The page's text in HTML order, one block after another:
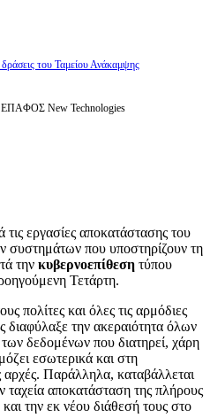
του Ταμείου Ανάκαμψης
New Technologies
τις εργασίες αποκατάστασης του
συστημάτων που υποστηρίζουν τη
την κυβερνοεπίθεση τύπου
Τετάρτη.
πολίτες και όλες τις αρμόδιες
διαφύλαξε την ακεραιότητα όλων
δεδομένων που διατηρεί, χάρη
εσωτερικά και στη
αρχές. Παράλληλα, καταβάλλεται
ταχεία αποκατάσταση της πλήρους
την εκ νέου διάθεσή τους στο